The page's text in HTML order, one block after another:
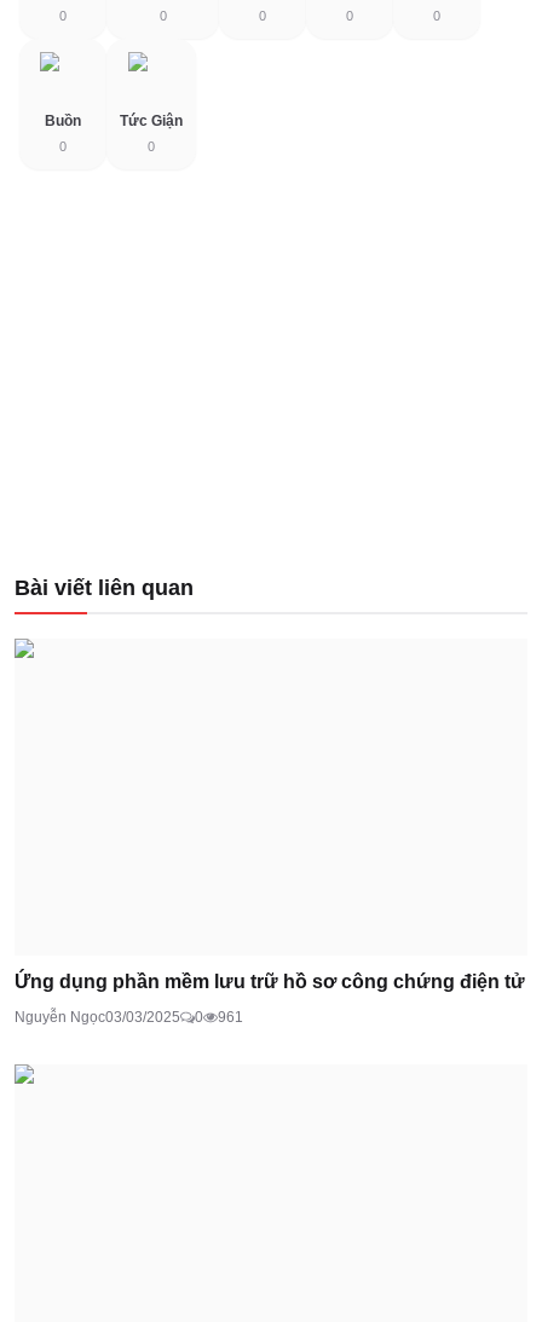
0 0 0 0 0
Buồn
0
Tức Giận
0
Bài viết liên quan
Ứng dụng phần mềm lưu trữ hồ sơ công chứng điện tử
Nguyễn Ngọc03/03/2025 0 961